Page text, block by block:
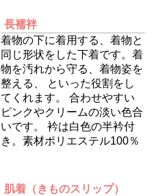
長襦袢
着物の下に着用する、着物と
同じ形状をした下着です。着
物を汚れから守る、着物姿を
整える、 といった役割をし
てくれます。 合わせやすい
ピンクやクリームの淡い色合
いです。 衿は白色の半衿付
き。素材ポリエステル100％
肌着 （きものスリップ）